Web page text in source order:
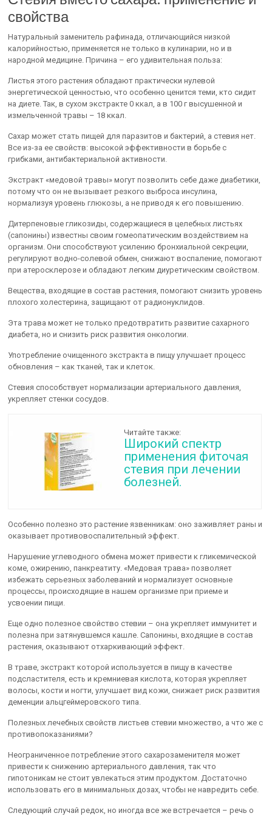
свойства
Натуральный заменитель рафинада, отличающийся низкой
калорийностью, применяется не только в кулинарии, но и в
народной медицине. Причина – его удивительная польза:
Листья этого растения обладают практически нулевой
энергетической ценностью, что особенно ценится теми, кто сидит
на диете. Так, в сухом экстракте 0 ккал, а в 100 г высушенной и
измельченной травы – 18 ккал.
Сахар может стать пищей для паразитов и бактерий, а стевия нет.
Все из-за ее свойств: высокой эффективности в борьбе с
грибками, антибактериальной активности.
Экстракт «медовой травы» могут позволить себе даже диабетики,
потому что он не вызывает резкого выброса инсулина,
нормализуя уровень глюкозы, а не приводя к его повышению.
Дитерпеновые гликозиды, содержащиеся в целебных листьях
(сапонины) известны своим гомеопатическим воздействием на
организм. Они способствуют усилению бронхиальной секреции,
регулируют водно-солевой обмен, снижают воспаление, помогают
при атеросклерозе и обладают легким диуретическим свойством.
Вещества, входящие в состав растения, помогают снизить уровень
плохого холестерина, защищают от радионуклидов.
Эта трава может не только предотвратить развитие сахарного
диабета, но и снизить риск развития онкологии.
Употребление очищенного экстракта в пищу улучшает процесс
обновления – как тканей, так и клеток.
Стевия способствует нормализации артериального давления,
укрепляет стенки сосудов.
Читайте также:
Широкий спектр
применения фиточая
стевия при лечении
болезней.
Особенно полезно это растение язвенникам: оно заживляет раны и
оказывает противовоспалительный эффект.
Нарушение углеводного обмена может привести к гликемической
коме, ожирению, панкреатиту. «Медовая трава» позволяет
избежать серьезных заболеваний и нормализует основные
процессы, происходящие в нашем организме при приеме и
усвоении пищи.
Еще одно полезное свойство стевии – она укрепляет иммунитет и
полезна при затянувшемся кашле. Сапонины, входящие в состав
растения, оказывают отхаркивающий эффект.
В траве, экстракт которой используется в пищу в качестве
подсластителя, есть и кремниевая кислота, которая укрепляет
волосы, кости и ногти, улучшает вид кожи, снижает риск развития
деменции альцгеймеровского типа.
Полезных лечебных свойств листьев стевии множество, а что же с
противопоказаниями?
Неограниченное потребление этого сахарозаменителя может
привести к снижению артериального давления, так что
гипотоникам не стоит увлекаться этим продуктом. Достаточно
использовать его в минимальных дозах, чтобы не навредить себе.
Следующий случай редок, но иногда все же встречается – речь о